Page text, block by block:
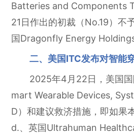
Batteries and Components
21日作出的初裁（No.19）
国Dragonfly Energy
二、美国ITC发布对智能
2025年4月22日，美国
mart Wearable Devices,
D）和建议救济措施，即如
d.、英国Ultrahuman